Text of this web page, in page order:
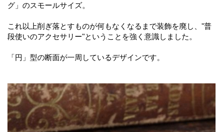
グ」のスモールサイズ。
これ以上削ぎ落とすものが何もなくなるまで装飾を廃し、"普
段使いのアクセサリー"ということを強く意識しました。
「円」型の断面が一周しているデザインです。